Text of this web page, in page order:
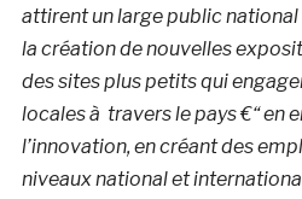
attirent un large public national
la création de nouvelles
des sites plus petits qui
locales à travers le pays €“ en
l’innovation, en créant des
niveaux national et